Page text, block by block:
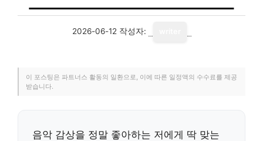
2026-06-12 작성자:
이 포스팅은 파트너스 활동의 일환으로, 이에 따른 일정액의 수수료를 제공
받습니다.
음악 감상을 정말 좋아하는 저에게 딱 맞는